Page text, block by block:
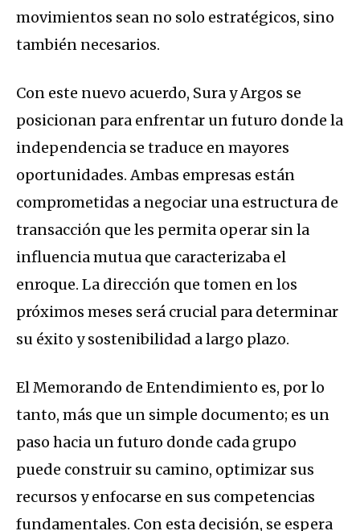
movimientos sean no solo estratégicos, sino
también necesarios.
Con este nuevo acuerdo, Sura y Argos se
posicionan para enfrentar un futuro donde la
independencia se traduce en mayores
oportunidades. Ambas empresas están
comprometidas a negociar una estructura de
transacción que les permita operar sin la
influencia mutua que caracterizaba el
enroque. La dirección que tomen en los
próximos meses será crucial para determinar
su éxito y sostenibilidad a largo plazo.
El Memorando de Entendimiento es, por lo
tanto, más que un simple documento; es un
paso hacia un futuro donde cada grupo
puede construir su camino, optimizar sus
recursos y enfocarse en sus competencias
fundamentales. Con esta decisión, se espera